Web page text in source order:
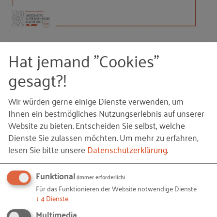
Hat jemand "Cookies"
gesagt?!
Wir würden gerne einige Dienste verwenden, um
Ihnen ein bestmögliches Nutzungserlebnis auf unserer
Website zu bieten. Entscheiden Sie selbst, welche
Dienste Sie zulassen möchten.Um mehr zu erfahren,
lesen Sie bitte unsereDatenschutzerklärung.
Funktional(immer erforderlich)
Für das Funktionieren der Website notwendige Dienste
↓ 4Dienste